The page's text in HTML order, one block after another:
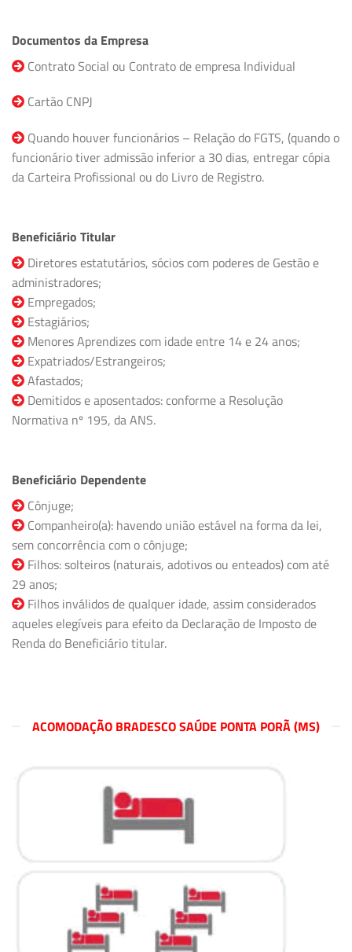
Documentos da Empresa
Contrato Social ou Contrato de empresa Individual
Cartão CNPJ
Quando houver funcionários – Relação do FGTS, (quando o
funcionário tiver admissão inferior a 30 dias, entregar cópia
da Carteira Profissional ou do Livro de Registro.
Beneficiário Titular
Diretores estatutários, sócios com poderes de Gestão e
administradores;
Empregados;
Estagiários;
Menores Aprendizes com idade entre 14 e 24 anos;
Expatriados/Estrangeiros;
Afastados;
Demitidos e aposentados: conforme a Resolução
Normativa nº 195, da ANS.
Beneficiário Dependente
Cônjuge;
Companheiro(a): havendo união estável na forma da lei,
sem concorrência com o cônjuge;
Filhos: solteiros (naturais, adotivos ou enteados) com até
29 anos;
Filhos inválidos de qualquer idade, assim considerados
aqueles elegíveis para efeito da Declaração de Imposto de
Renda do Beneficiário titular.
ACOMODAÇÃO BRADESCO SAÚDE PONTA PORÃ (MS)